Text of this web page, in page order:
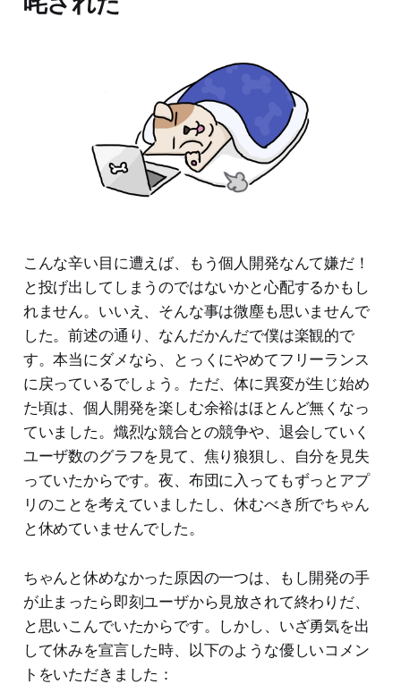
こんな辛い目に遭えば、もう個人開発なんて嫌だ！
と投げ出してしまうのではないかと心配するかもし
れません。いいえ、そんな事は微塵も思いませんで
した。前述の通り、なんだかんだで僕は楽観的で
す。本当にダメなら、とっくにやめてフリーランス
に戻っているでしょう。ただ、体に異変が生じ始め
た頃は、個人開発を楽しむ余裕はほとんど無くなっ
ていました。熾烈な競合との競争や、退会していく
ユーザ数のグラフを見て、焦り狼狽し、自分を見失
っていたからです。夜、布団に入ってもずっとアプ
リのことを考えていましたし、休むべき所でちゃん
と休めていませんでした。
ちゃんと休めなかった原因の一つは、もし開発の手
が止まったら即刻ユーザから見放されて終わりだ、
と思いこんでいたからです。しかし、いざ勇気を出
して休みを宣言した時、以下のような優しいコメン
トをいただきました：